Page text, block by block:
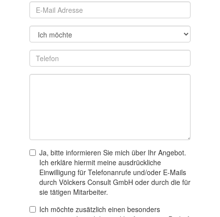
Ja, bitte informieren Sie mich über Ihr Angebot.
Ich erkläre hiermit meine ausdrückliche
Einwilligung für Telefonanrufe und/oder E-Mails
durch Völckers Consult GmbH oder durch die für
sie tätigen Mitarbeiter.
Ich möchte zusätzlich einen besonders